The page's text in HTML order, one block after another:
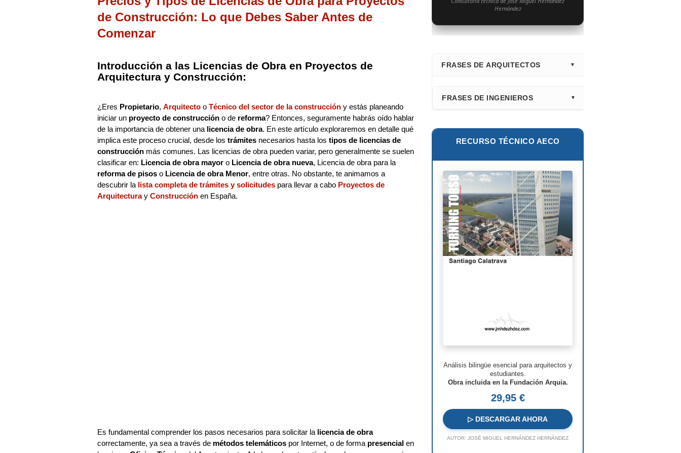
de Construcción: Lo que Debes Saber Antes de
Comenzar
Introducción a las Licencias de Obra en Proyectos de
Arquitectura y Construcción:
¿Eres Propietario, Arquitecto o Técnico del sector de la construcción y estás planeando
iniciar un proyecto de construcción o de reforma? Entonces, seguramente habrás oído hablar
de la importancia de obtener una licencia de obra. En este artículo exploraremos en detalle qué
implica este proceso crucial, desde los trámites necesarios hasta los tipos de licencias de
construcción más comunes. Las licencias de obra pueden variar, pero generalmente se suelen
clasificar en: Licencia de obra mayor o Licencia de obra nueva, Licencia de obra para la
reforma de pisos o Licencia de obra Menor, entre otras. No obstante, te animamos a
descubrir la lista completa de trámites y solicitudes para llevar a cabo Proyectos de
Arquitecturay Construcción en España.
Es fundamental comprender los pasos necesarios para solicitar la licencia de obra
correctamente, ya sea a través de métodos telemáticos por Internet, o de forma presencial en
Hernández
FRASES DE ARQUITECTOS
Santiago Calatrava
Richard Rogers
David Chipperfield
Kazuyo Sejima
Norman Foster
Steven Holl
Richard Meier
Aldo Rossi
Jacques Herzog
Rem Koolhaas
FRASES DE INGENIEROS
Leslie E. Robertson
Félix Cándela
RECURSO TÉCNICO AECO
Análisis bilingüe esencial para arquitectos y
estudiantes.
Obra incluida en la Fundación Arquia.
29,95 €
▷ DESCARGAR AHORA
AUTOR: JOSÉ MIGUEL HERNÁNDEZ HERNÁNDEZ